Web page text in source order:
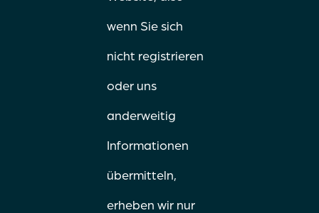
wenn Sie sich
nicht registrieren
oder uns
anderweitig
Informationen
übermitteln,
erheben wir nur